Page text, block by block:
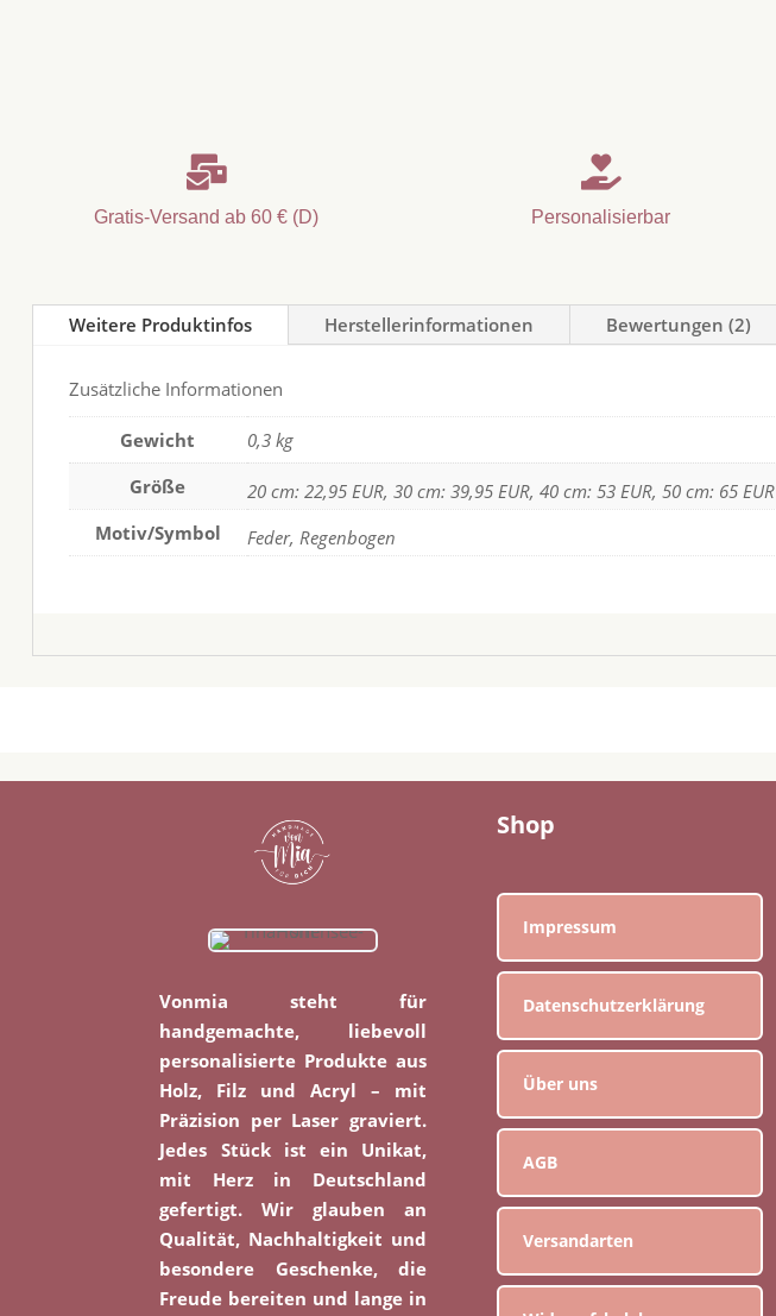

Gratis-Versand ab 60 € (D)

Personalisierbar
Weitere Produktinfos Herstellerinformationen Bewertungen (2)
Zusätzliche Informationen
Gewicht
0,3 kg
Größe
20 cm: 22,95 EUR, 30 cm: 39,95 EUR, 40 cm: 53 EUR, 50 cm: 65 EUR
Motiv/Symbol
Feder, Regenbogen
Vonmia steht für
handgemachte, liebevoll
personalisierte Produkte aus
Holz, Filz und Acryl – mit
Präzision per Laser graviert.
Jedes Stück ist ein Unikat,
mit Herz in Deutschland
gefertigt. Wir glauben an
Qualität, Nachhaltigkeit und
besondere Geschenke, die
Freude bereiten und lange in
Shop
Impressum
Datenschutzerklärung
Über uns
AGB
Versandarten